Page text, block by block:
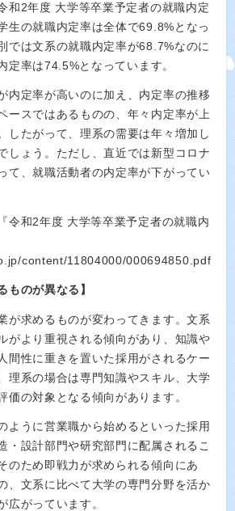
和2年度 大学等卒業予定者の就職内定
生の就職内定率は全体で69.8%となっ
では文系の就職内定率が68.7%なのに
定率は74.5%となっています。
内定率が高いのに加え、内定率の推移
ースではあるものの、年々内定率が上
したがって、理系の需要は年々増加し
しょう。ただし、直近では新型コロナ
て、就職活動者の内定率が下がってい
令和2年度 大学等卒業予定者の就職内
content/11804000/000694850.pdf
ものが異なる】
が求めるものが変わってきます。文系
がより重視される傾向があり、知識や
間性に重きを置いた採用がされるケー
理系の場合は専門知識やスキル、大学
価の対象となる傾向があります。
ように営業職から始めるといった採用
・設計部門や研究部門に配属されるこ
のため即戦力が求められる傾向にあ
、文系に比べて大学の専門分野を活か
広がっています。